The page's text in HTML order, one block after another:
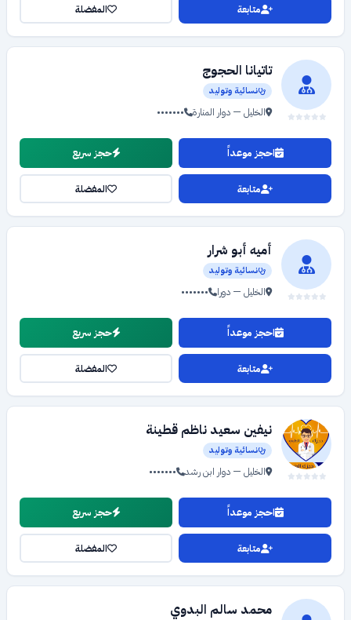
متابعة المفضلة
تاتيانا الحجوج
نسائية وتوليد
الخليل — دوار المنارة •••••••
احجز موعداً حجز سريع
متابعة المفضلة
أميه أبو شرار
نسائية وتوليد
الخليل — دورا •••••••
احجز موعداً حجز سريع
متابعة المفضلة
نيفين سعيد ناظم قطينة
نسائية وتوليد
الخليل — دوار ابن رشد •••••••
احجز موعداً حجز سريع
متابعة المفضلة
محمد سالم البدوي